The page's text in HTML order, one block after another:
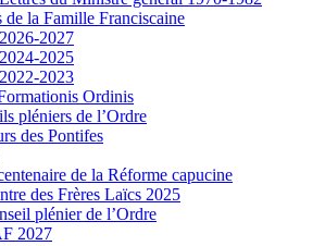
de la Famille Franciscaine
2026-2027
2024-2025
2022-2023
Ordinis
pléniers de l’Ordre
des Pontifes
de la Réforme capucine
des Frères Laïcs 2025
plénier de l’Ordre
2027